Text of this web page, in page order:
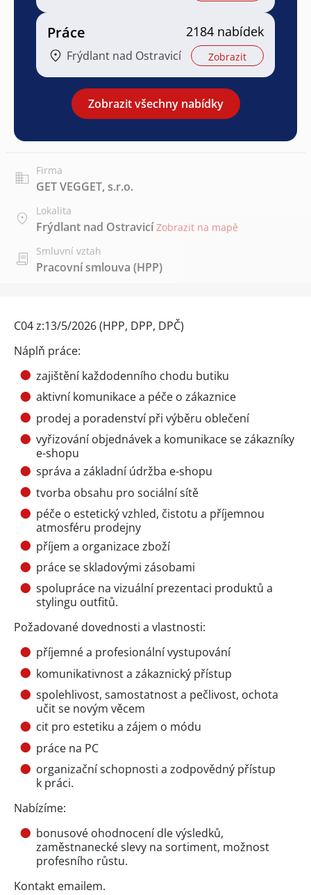
Práce
Frýdlant nad Ostravicí
2184 nabídek
Zobrazit
Zobrazit všechny nabídky
Firma
GET VEGGET, s.r.o.
Lokalita
Frýdlant nad Ostravicí Zobrazit na mapě
Smluvní vztah
Pracovní smlouva (HPP)
C04 z:13/5/2026 (HPP, DPP, DPČ)
Náplň práce:
zajištění každodenního chodu butiku
aktivní komunikace a péče o zákaznice
prodej a poradenství při výběru oblečení
vyřizování objednávek a komunikace se zákazníky
e-shopu
správa a základní údržba e-shopu
tvorba obsahu pro sociální sítě
péče o estetický vzhled, čistotu a příjemnou
atmosféru prodejny
příjem a organizace zboží
práce se skladovými zásobami
spolupráce na vizuální prezentaci produktů a
stylingu outfitů.
Požadované dovednosti a vlastnosti:
příjemné a profesionální vystupování
komunikativnost a zákaznický přístup
spolehlivost, samostatnost a pečlivost, ochota
učit se novým věcem
cit pro estetiku a zájem o módu
práce na PC
organizační schopnosti a zodpovědný přístup
k práci.
Nabízíme:
bonusové ohodnocení dle výsledků,
zaměstnanecké slevy na sortiment, možnost
profesního růstu.
Kontakt emailem.